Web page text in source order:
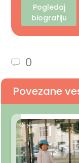
Pogledaj
biografiju
0
Povezane